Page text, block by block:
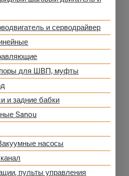
и серводрайвер
для ШВП, муфты
и задние бабки
Sanou
насосы
пульты управления